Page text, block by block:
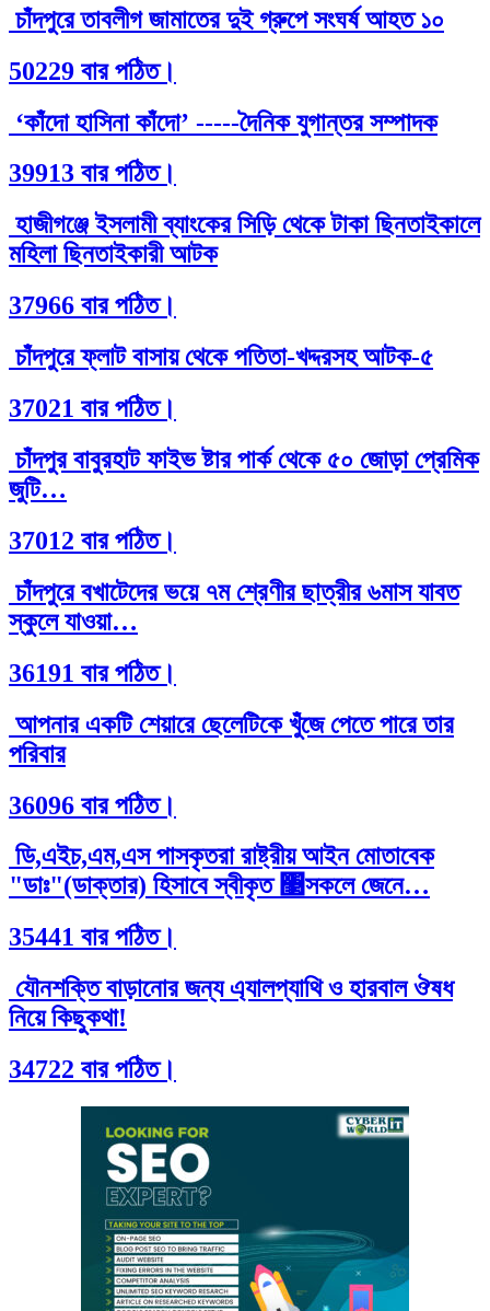
চাঁদপুরে তাবলীগ জামাতের দুই গ্রুপে সংঘর্ষ আহত ১০
50229 বার পঠিত।
‘কাঁদো হাসিনা কাঁদো’ -----দৈনিক যুগান্তর সম্পাদক
39913 বার পঠিত।
হাজীগঞ্জে ইসলামী ব্যাংকের সিড়ি থেকে টাকা ছিনতাইকালে
মহিলা ছিনতাইকারী আটক
37966 বার পঠিত।
চাঁদপুরে ফ্লাট বাসায় থেকে পতিতা-খদ্দরসহ আটক-৫
37021 বার পঠিত।
চাঁদপুর বাবুরহাট ফাইভ ষ্টার পার্ক থেকে ৫০ জোড়া প্রেমিক
জুটি…
37012 বার পঠিত।
চাঁদপুরে বখাটেদের ভয়ে ৭ম শ্রেণীর ছাত্রীর ৬মাস যাবত
স্কুলে যাওয়া…
36191 বার পঠিত।
আপনার একটি শেয়ারে ছেলেটিকে খুঁজে পেতে পারে তার
পরিবার
36096 বার পঠিত।
ডি,এইচ,এম,এস পাসকৃতরা রাষ্ট্রীয় আইন মোতাবেক
"ডাঃ"(ডাক্তার) হিসাবে স্বীকৃত ঳সকলে জেনে…
35441 বার পঠিত।
যৌনশক্তি বাড়ানোর জন্য এ্যালপ্যাথি ও হারবাল ঔষধ
নিয়ে কিছুকথা!
34722 বার পঠিত।